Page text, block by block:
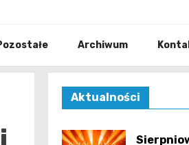
Archiwum
Aktualności